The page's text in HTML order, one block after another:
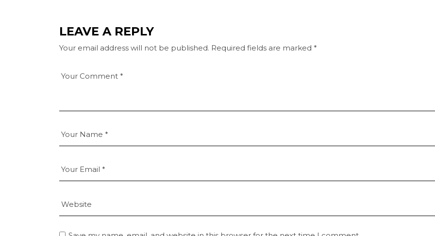
LEAVE A REPLY
Your email address will not be published. Required fields are marked *